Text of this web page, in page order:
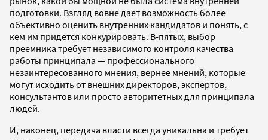
подготовки. Взгляд вовне дает возможность более
объективно оценить внутренних кандидатов и понять, с
кем им придется конкурировать. В-пятых, выбор
преемника требует независимого контроля качества
работы принципала — профессионального
незаинтересованного мнения, вернее мнений, которые
могут исходить от внешних директоров, экспертов,
консультантов или просто авторитетных для принципала
людей.
И, наконец, передача власти всегда уникальна и требует